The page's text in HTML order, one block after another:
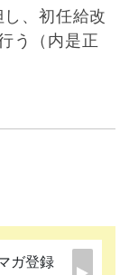
し、初任給改
う（内是正
ガ登録